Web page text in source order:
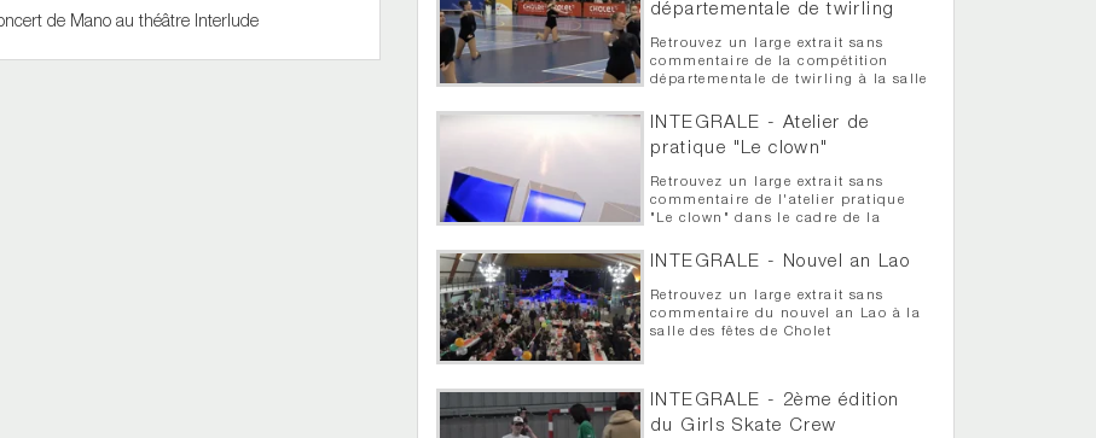
de Mano au théâtre Interlude
départementale de twirling
Retrouvez un large extrait sans
commentaire de la compétition
départementale de twirling à la salle
INTEGRALE - Atelier de
pratique "Le clown"
Retrouvez un large extrait sans
commentaire de l'atelier pratique
"Le clown" dans le cadre de la
INTEGRALE - Nouvel an Lao
Retrouvez un large extrait sans
commentaire du nouvel an Lao à la
salle des fêtes de Cholet
INTEGRALE - 2ème édition
du Girls Skate Crew